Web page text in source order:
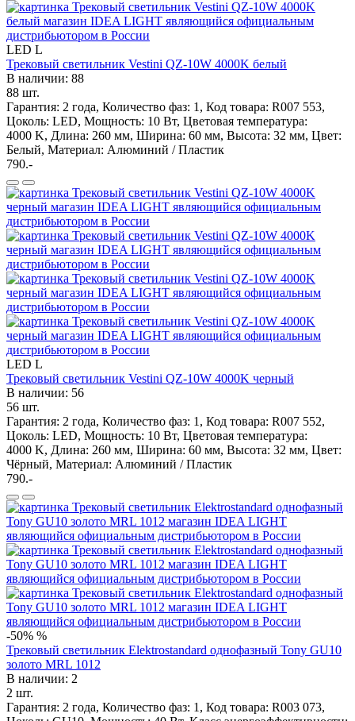
LED L
Трековый светильник Vestini QZ-10W 4000K белый
В наличии: 88
88 шт.
Гарантия: 2 года, Количество фаз: 1, Код товара: R007 553,
Цоколь: LED, Мощность: 10 Вт, Цветовая температура:
4000 K, Длина: 260 мм, Ширина: 60 мм, Высота: 32 мм, Цвет:
Белый, Материал: Алюминий / Пластик
790.-
LED L
Трековый светильник Vestini QZ-10W 4000K черный
В наличии: 56
56 шт.
Гарантия: 2 года, Количество фаз: 1, Код товара: R007 552,
Цоколь: LED, Мощность: 10 Вт, Цветовая температура:
4000 K, Длина: 260 мм, Ширина: 60 мм, Высота: 32 мм, Цвет:
Чёрный, Материал: Алюминий / Пластик
790.-
-50% %
Трековый светильник Elektrostandard однофазный Tony GU10
золото MRL 1012
В наличии: 2
2 шт.
Гарантия: 2 года, Количество фаз: 1, Код товара: R003 073,